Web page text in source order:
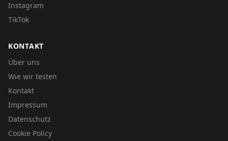
Instagram
TikTok
KONTAKT
Über uns
Wie wir testen
Kontakt
Impressum
Datenschutz
Cookie Policy